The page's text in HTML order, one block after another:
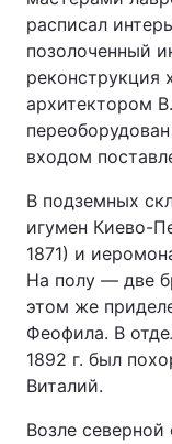
расписал
позолоченный
реконструкция
архитектором
входом
В подземных
игумен Киево-
1871) и
На полу — две
этом же
Феофила. В
1892 г. был
Виталий.
Возле